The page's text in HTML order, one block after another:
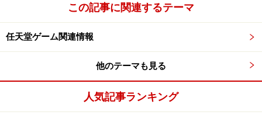
この記事に関連するテーマ
任天堂ゲーム関連情報
他のテーマも見る
人気記事ランキング